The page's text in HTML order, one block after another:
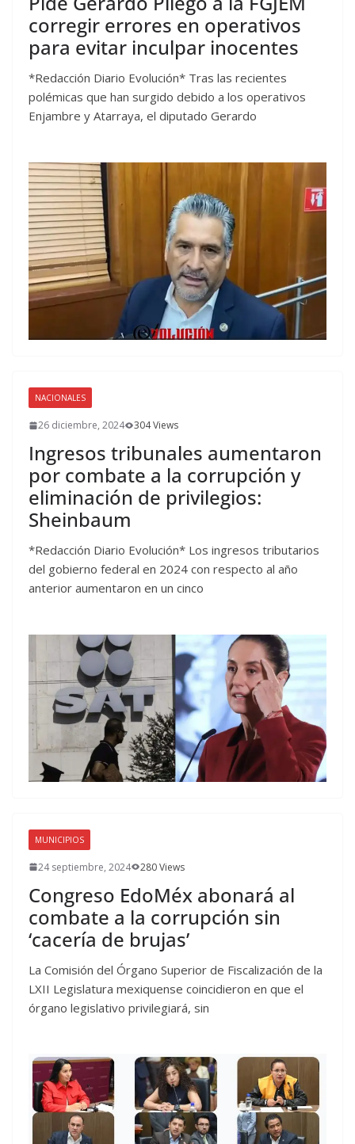
corregir errores en operativos
para evitar inculpar inocentes
*Redacción Diario Evolución* Tras las recientes
polémicas que han surgido debido a los operativos
Enjambre y Atarraya, el diputado Gerardo
NACIONALES
26 diciembre, 2024 304 Views
Ingresos tribunales aumentaron
por combate a la corrupción y
eliminación de privilegios:
Sheinbaum
*Redacción Diario Evolución* Los ingresos tributarios
del gobierno federal en 2024 con respecto al año
anterior aumentaron en un cinco
MUNICIPIOS
24 septiembre, 2024 280 Views
Congreso EdoMéx abonará al
combate a la corrupción sin
‘cacería de brujas’
La Comisión del Órgano Superior de Fiscalización de la
LXII Legislatura mexiquense coincidieron en que el
órgano legislativo privilegiará, sin